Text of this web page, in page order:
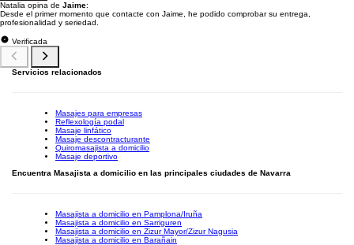
Natalia opina de Jaime:
Desde el primer momento que contacte con Jaime, he podido comprobar su entrega,
profesionalidad y seriedad.
Verificada
Servicios relacionados
Masajes para empresas
Reflexología podal
Masaje linfático
Masaje descontracturante
Quiromasajista a domicilio
Masaje deportivo
Encuentra Masajista a domicilio en las principales ciudades de Navarra
Masajista a domicilio en Pamplona/Iruña
Masajista a domicilio en Sarriguren
Masajista a domicilio en Zizur Mayor/Zizur Nagusia
Masajista a domicilio en Barañain